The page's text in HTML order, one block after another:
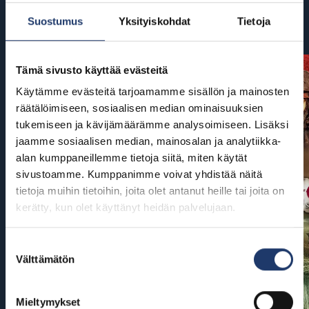
Suostumus Yksityiskohdat Tietoja
Tämä sivusto käyttää evästeitä
Käytämme evästeitä tarjoamamme sisällön ja mainosten
räätälöimiseen, sosiaalisen median ominaisuuksien
tukemiseen ja kävijämäärämme analysoimiseen. Lisäksi
jaamme sosiaalisen median, mainosalan ja analytiikka-
alan kumppaneillemme tietoja siitä, miten käytät
sivustoamme. Kumppanimme voivat yhdistää näitä
tietoja muihin tietoihin, joita olet antanut heille tai joita on
kerätty, kun olet käyttänyt heidän palvelujaan.
valinta
Välttämätön
Mieltymykset
Tulossa